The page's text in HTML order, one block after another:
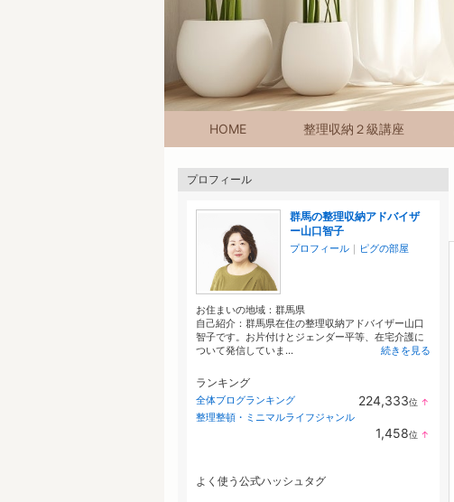
プロフィール
群馬の整理収納アドバイザ
ー山口智子
プロフィール ｜ ピグの部屋
お住まいの地域： 群馬県
自己紹介：群馬県在住の整理収納アドバイザー山口
智子です。お片付けとジェンダー平等、在宅介護に
ついて発信していま...
続きを見る
ランキング
全体ブログランキング 224,333位 ↑
整理整頓・ミニマルライフジャンル
1,458位 ↑
よく使う公式ハッシュタグ
HOME 整理収納２級講座